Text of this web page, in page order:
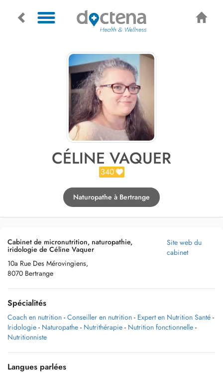
CÉLINE VAQUER
340
Naturopathe à Bertrange
Cabinet de micronutrition, naturopathie,
iridologie de Céline Vaquer
10a Rue Des Mérovingiens,
8070 Bertrange
Site web du
cabinet
Spécialités
Coach en nutrition - Conseiller en nutrition - Expert en Nutrition Santé -
Iridologie - Naturopathe - Nutrithérapie - Nutrition fonctionnelle -
Nutritionniste
Langues parlées